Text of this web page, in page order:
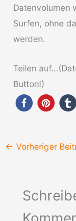
Datenvolumen
Surfen, ohne
werden.
Teilen
Button!)
← Vorheriger